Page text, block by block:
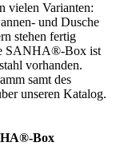
vielen Varianten:
und Dusche
stehen fertig
SANHA®-Box ist
vorhanden.
samt des
unseren Katalog.
Box